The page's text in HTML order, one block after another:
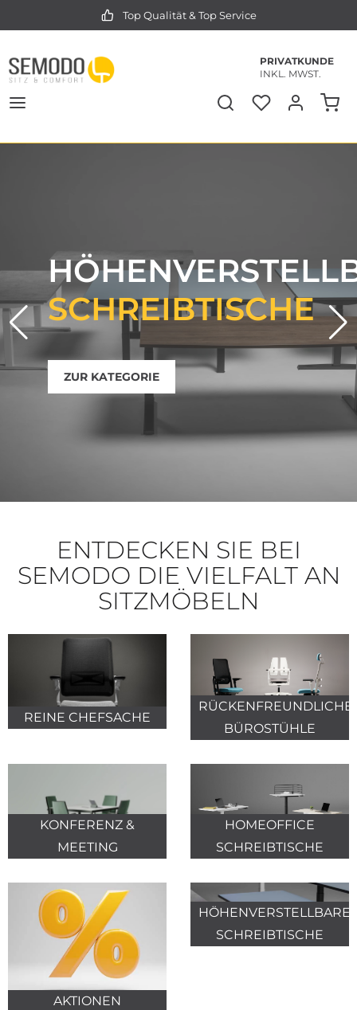
Top Qualität & Top Service
PRIVATKUNDE
INKL. MWST.
SCHREIBTISCHE
ZUR KATEGORIE
ENTDECKEN SIE BEI
SEMODO DIE VIELFALT AN
SITZMÖBELN
REINE CHEFSACHE
RÜCKENFREUNDLICHE
BÜROSTÜHLE
KONFERENZ &
MEETING
HOMEOFFICE
SCHREIBTISCHE
AKTIONEN
HÖHENVERSTELLBARE
SCHREIBTISCHE